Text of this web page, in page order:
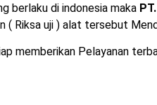
berlaku di indonesia maka PT.
( Riksa uji ) alat tersebut
memberikan Pelayanan